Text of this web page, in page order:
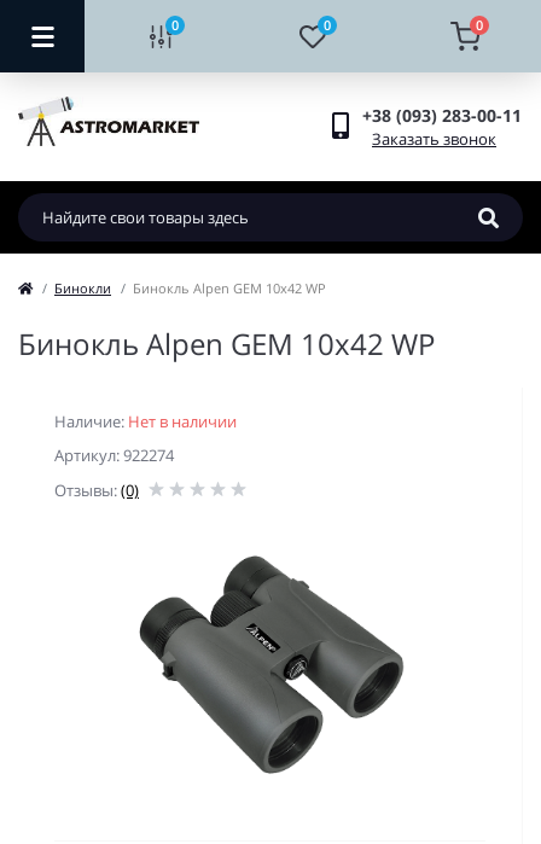
0 0 0
+38 (093) 283-00-11
Заказать звонок
Бинокли Бинокль Alpen GEM 10x42 WP
Бинокль Alpen GEM 10x42 WP
Наличие: Нет в наличии
Артикул: 922274
Отзывы:(0)